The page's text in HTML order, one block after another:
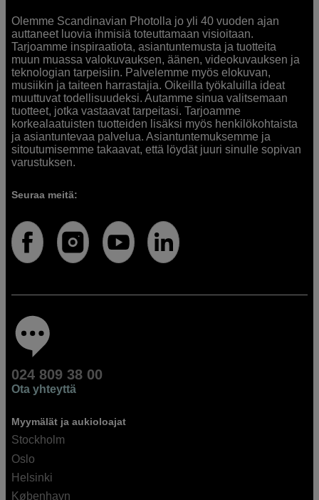
Olemme Scandinavian Photolla jo yli 40 vuoden ajan
auttaneet luovia ihmisiä toteuttamaan visioitaan.
Tarjoamme inspiraatiota, asiantuntemusta ja tuotteita
muun muassa valokuvauksen, äänen, videokuvauksen ja
teknologian tarpeisiin. Palvelemme myös elokuvan,
musiikin ja taiteen harrastajia. Oikeilla työkaluilla ideat
muuttuvat todellisuudeksi. Autamme sinua valitsemaan
tuotteet, jotka vastaavat tarpeitasi. Tarjoamme
korkealaatuisten tuotteiden lisäksi myös henkilökohtaista
ja asiantuntevaa palvelua. Asiantuntemuksemme ja
sitoutumisemme takaavat, että löydät juuri sinulle sopivan
varustuksen.
Seuraa meitä:
024 809 38 00
Ota yhteyttä
Myymälät ja aukioloajat
Stockholm
Oslo
Helsinki
København